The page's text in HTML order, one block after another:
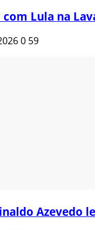
Lula na
0 59
Azevedo